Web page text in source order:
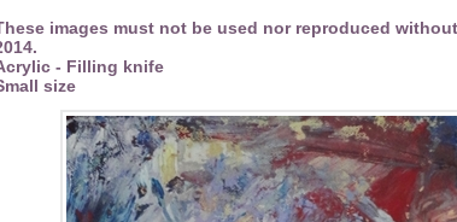
images must not be used nor reproduced
- Filling knife
size